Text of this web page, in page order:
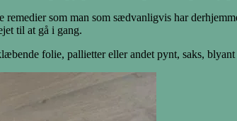
som man som sædvanligvis har
til at gå i gang.
folie, pallietter eller andet pynt, saks,